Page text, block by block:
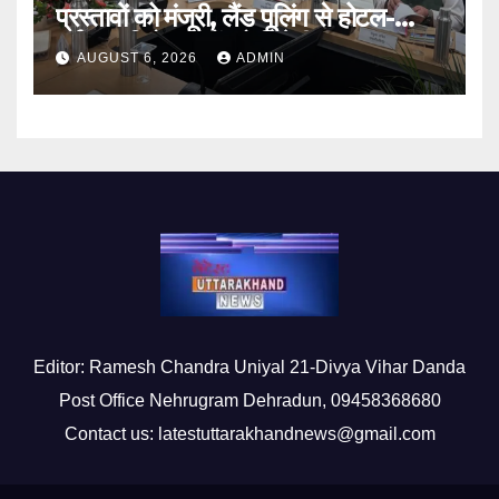
प्रस्तावों को मंजूरी, लैंड पूलिंग से होटल-
पर्यटन परियोजनाओं को मिलेगी रफ्तार
AUGUST 6, 2026 ADMIN
Editor: Ramesh Chandra Uniyal 21-Divya Vihar Danda
Post Office Nehrugram Dehradun, 09458368680
Contact us: latestuttarakhandnews@gmail.com